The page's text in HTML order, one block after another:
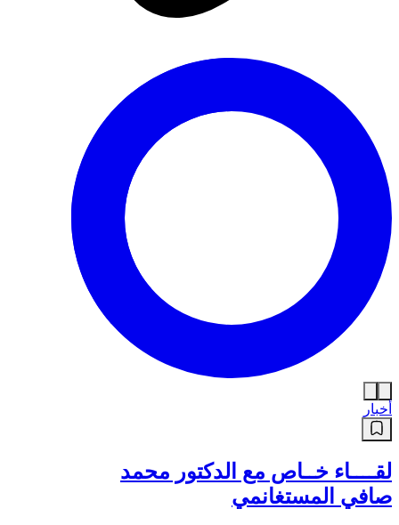
أخبار
لقــــاء خــاص مع الدكتور محمد
صافي المستغانمي